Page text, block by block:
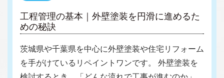
工程管理の基本｜外壁塗装を円滑に進めるた
めの秘訣
茨城県や千葉県を中心に外壁塗装や住宅リフォーム
を手がけているリペイントワンです。 外壁塗装を